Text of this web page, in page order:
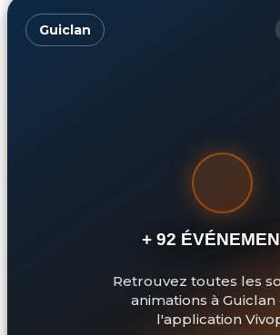
Guiclan
+ 92
Retrouvez toutes les
animations à Guiclan
l'application